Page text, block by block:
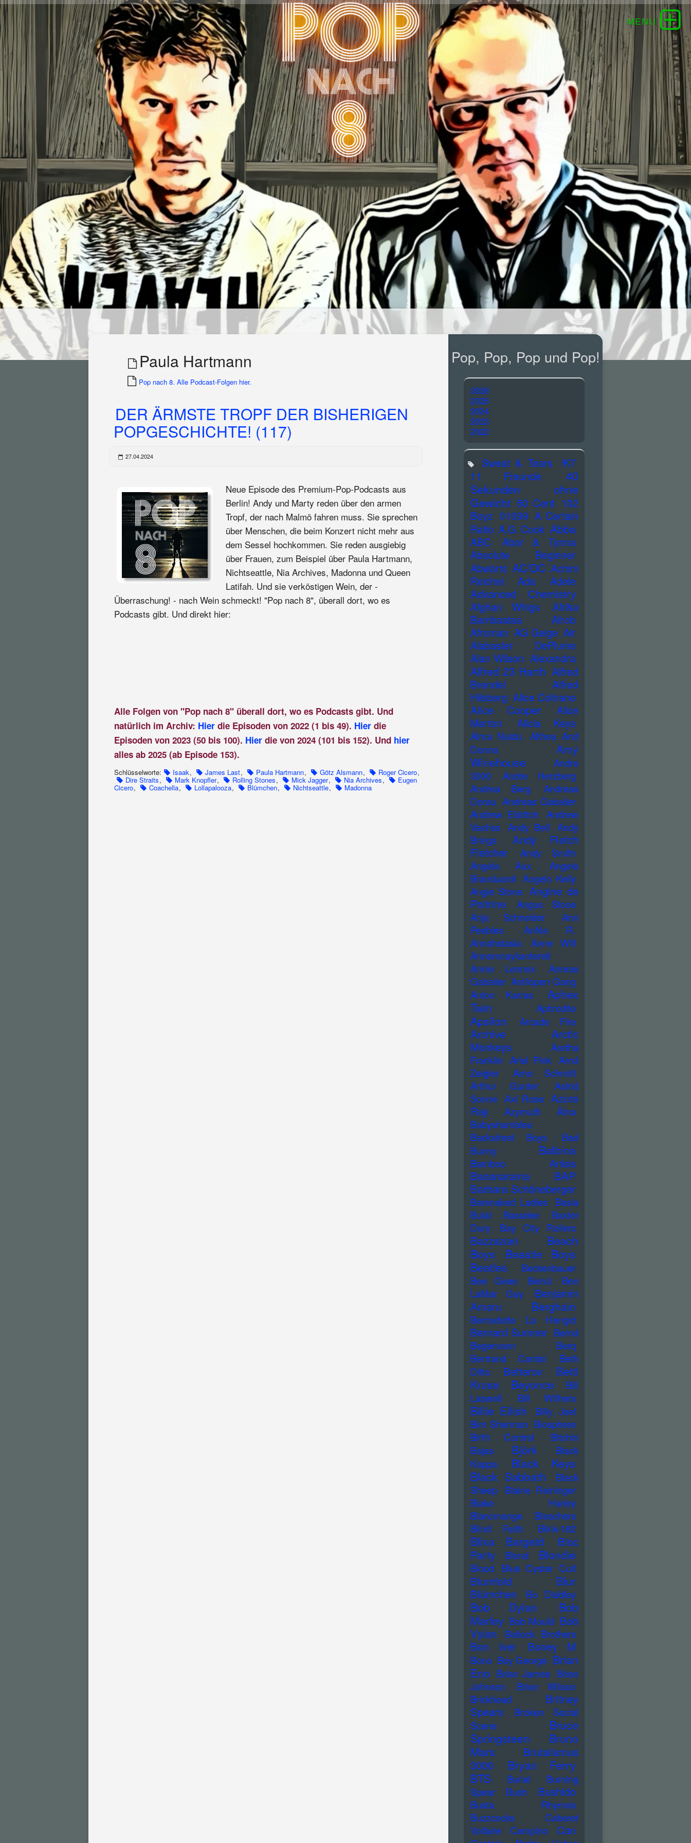
Paula Hartmann
Pop nach 8. Alle Podcast-Folgen hier.
DER ÄRMSTE TROPF DER BISHERIGEN
POPGESCHICHTE! (117)
27.04.2024
Neue Episode des Premium-Pop-Podcasts aus
Berlin! Andy und Marty reden über den armen
Tropf, der nach Malmö fahren muss. Sie sprechen
über Menschen, die beim Konzert nicht mehr aus
dem Sessel hochkommen. Sie reden ausgiebig
über Frauen, zum Beispiel über Paula Hartmann,
Nichtseattle, Nia Archives, Madonna und Queen
Latifah. Und sie verköstigen Wein, der -
Überraschung! - nach Wein schmeckt! "Pop nach 8", überall dort, wo es
Podcasts gibt. Und direkt hier:
Alle Folgen von "Pop nach 8" überall dort, wo es Podcasts gibt. Und
natürlich im Archiv: Hier die Episoden von 2022 (1 bis 49). Hier die
Episoden von 2023 (50 bis 100). Hier die von 2024 (101 bis 152). Und hier
alles ab 2025 (ab Episode 153).
Schlüsselworte: Isaak, James Last, Paula Hartmann, Götz Alsmann, Roger Cicero,
Dire Straits, Mark Knopfler, Rolling Stones, Mick Jagger, Nia Archives, Eugen
Cicero, Coachella, Lollapalooza, Blümchen, Nichtseattle, Madonna
Pop, Pop, Pop und Pop!
2026
2025
2024
2023
2022
Sweat & Tears
!K7
11 Freunde
40
Sekunden ohne
Gewicht 50 Cent 102
Boyz 01099 A Certain
Ratio A.G. Cook Abba
ABC
Abor & Tynna
Absolute Beginner
Abwärts AC/DC Achim
Reichel
Ada Adele
Advanced Chemistry
Afghan Whigs
Afrika
Bambaataa
Afrob
Afroman AG Geige Air
Alabaster DePlume
Alan Wilson Alexandra
Alfred 23 Harth Alfred
Brendel
Alfred
Hilsberg Alice Coltrane
Alice Cooper
Alice
Merton
Alicia Keys
Alma Naidu
Althea And
Donna
Amy
Winehouse
Andre
3000
Andre Herzberg
Andrea Berg
Andreas
Dorau Andreas Gabalier
Andrew Eldritch
Andrew
Vachss Andy Bell
Andy
Brings
Andy Fletch
Fletcher
Andy Smith
Angela Aux
Angelo
Branduardi Angelo Kelly
Angie Stone Angine de
Poitrine
Angus Stone
Anja Schneider
Ann
Peebles
AnNa R.
Annahstasia
Anne Will
Annenmaykantereit
Annie Lennox
Anreas
Gabalier Antilopen Gang
Anton Karras
Aphex
Twin
Aphrodite
Apsilon Arcade Fire
Archive
Arctic
Monkeys
Aretha
Franklin Ariel Pink Arnd
Zeigler
Arno Schmitt
Arthur Gunter
Astrid
Sonne Axl Rose Azure
Ray
Azymuth
Ätna
Babyshambles
Backstreet Boys
Bad
Bunny
Balbina
Bamboo Artists
Bananarama
BAP
Barbara Schöneberger
Barenaked Ladies
Basia
Bulat
Bassdee
Baxter
Dury
Bay City Rollers
Bazzazian
Beach
Boys
Beastie Boys
Beatles
Beckenbauer
Bee Gees
Beirut
Ben
LaMar Gay
Benjamin
Amaru
Berghain
Bernadette La Hengst
Bernard Sumner Bernd
Begemann
Berq
Bertrand Cantat
Beth
Ditto
Betterov
Betti
Kruse
Beyonce
Bill
Laswell
Bill Withers
Billie Eilish
Billy Joel
Bim Sherman Biosphere
Birth Control
Bitchin
Bajas
Björk
Black
Kappa
Black Keys
Black Sabbath
Black
Sheep
Blaine Reininger
Blake Harley
Blancmange
Bleachers
Blind Faith
Blink-182
Blixa Bargeld
Bloc
Party
Blond Blondie
Blood Blue Oyster Cult
Blumfeld Blur
Blümchen Bo Diddley
Bob Dylan
Bob
Marley Bob Mould Bob
Vylan
Bollock Brothers
Bon Iver Boney M
Bono Boy George Brian
Eno Brian James Brian
Johnson
Brian Wilson
Brickhead
Britney
Spears
Broken Social
Scene
Bruce
Springsteen
Bruno
Mars
Brutalismus
3000
Bryan Ferry
BTS
Burial
Burning
Spear
Bush Bushido
Busta Rhymes
Buzzcocks
Cabaret
Voltaire
Campino Can